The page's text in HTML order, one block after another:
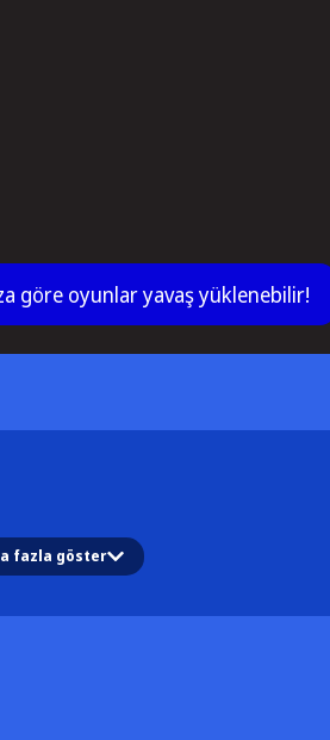
göre oyunlar yavaş yüklenebilir!
fazla göster